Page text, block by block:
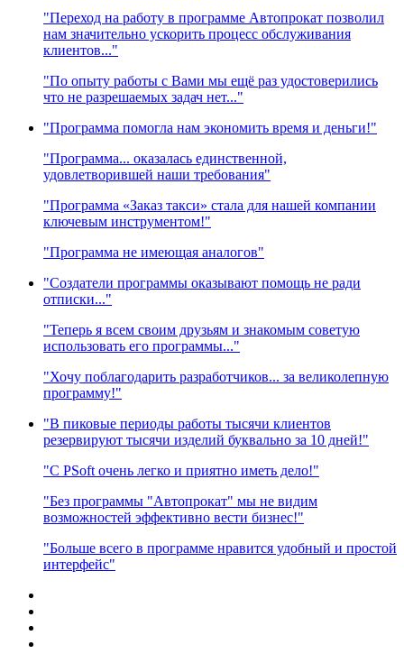
"Переход на работу в программе Автопрокат позволил
нам значительно ускорить процесс обслуживания
клиентов..."
"По опыту работы с Вами мы ещё раз удостоверились
что не разрешаемых задач нет..."
"Программа помогла нам экономить время и деньги!"
"Программа... оказалась единственной,
удовлетворившей наши требования"
"Программа «Заказ такси» стала для нашей компании
ключевым инструментом!"
"Программа не имеющая аналогов"
"Создатели программы оказывают помощь не ради
отписки..."
"Теперь я всем своим друзьям и знакомым советую
использовать его программы..."
"Хочу поблагодарить разработчиков... за великолепную
программу!"
"В пиковые периоды работы тысячи клиентов
резервируют тысячи изделий буквально за 10 дней!"
"C PSoft очень легко и приятно иметь дело!"
"Без программы "Автопрокат" мы не видим
возможностей эффективно вести бизнес!"
"Больше всего в программе нравится удобный и простой
интерфейс"